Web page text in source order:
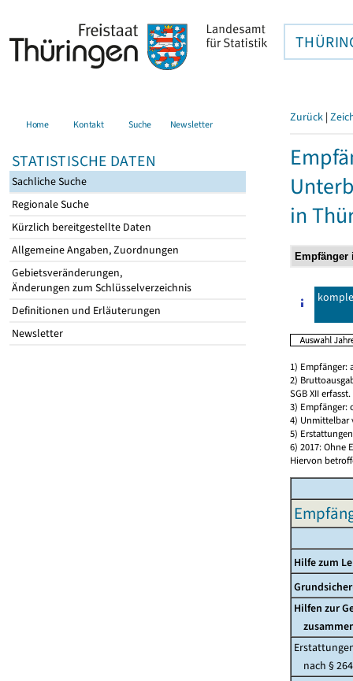
Home Kontakt Suche Newsletter
STATISTISCHE DATEN
Sachliche Suche
Regionale Suche
Kürzlich bereitgestellte Daten
Allgemeine Angaben, Zuordnungen
Gebietsveränderungen,
Änderungen zum Schlüsselverzeichnis
Definitionen und Erläuterungen
Newsletter
Zurück |
in
1) Empfänger:
2)
SGB XII erfasst.
3) Empfänger:
4) Unmittelbar
5)
6) 2017: Ohne
Hiervon
Hilfe zum
Hilfen zur
nach § 264